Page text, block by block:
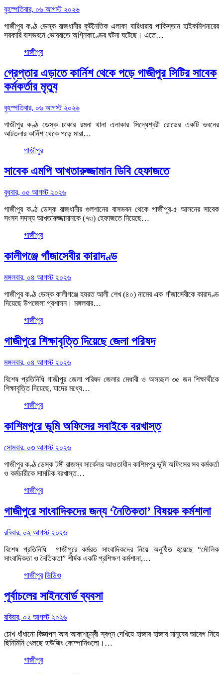
বৃহস্পতিবার, ০৬ আগস্ট ২০২৬
গাজীপুর কণ্ঠ ডেস্ক রাজধানীর কূটনৈতিক এলাকা বারিধারায় পাকিস্তান হাইকমিশনারের
সরকারি বাসভবনে ভোররাতে অগ্নিকাণ্ডের ঘটনা ঘটেছে। এতে…
গাজীপুর
গ্রেপ্তার এড়াতে কার্নিশ থেকে পড়ে গাজীপুর সিটির সাবেক
কর্মকর্তার মৃত্যু
বৃহস্পতিবার, ০৬ আগস্ট ২০২৬
গাজীপুর কণ্ঠ ডেস্ক ঢাকার রমনা থানা এলাকার সিদ্ধেশ্বরী রোডের একটি ভবনের
আটতলার কার্নিশ থেকে পড়ে মারা…
গাজীপুর
সাবেক এমপি আখতারুজ্জামান ডিবি হেফাজতে
বুধবার, ০৫ আগস্ট ২০২৬
গাজীপুর কণ্ঠ ডেস্ক রাজধানীর গুলশানের বাসভবন থেকে গাজীপুর-৫ আসনের সাবেক
সংসদ সদস্য আখতারুজ্জামানকে (৭৩) হেফাজতে নিয়েছে…
গাজীপুর
কালীগঞ্জে গাঁজাসেবীর কারাদণ্ড
মঙ্গলবার, ০৪ আগস্ট ২০২৬
গাজীপুর কণ্ঠ ডেস্ক কালীগঞ্জে হযরত আলী শেখ (৪০) নামের এক গাঁজাসেবীকে কারাদণ্ড
দিয়েছে উপজেলা প্রশাসন। মঙ্গলবার…
গাজীপুর
গাজীপুরে শিক্ষাবৃত্তি দিয়েছে জেলা পরিষদ
মঙ্গলবার, ০৪ আগস্ট ২০২৬
বিশেষ প্রতিনিধি গাজীপুর জেলা পরিষদ জেলার মেধাবী ও অসচ্ছল ৩৫ জন শিক্ষার্থীকে
শিক্ষাবৃত্তি দিয়েছে, যাদের মধ্যে…
গাজীপুর
কাশিমপুরে ভূমি অফিসের সবাইকে বরখাস্ত
সোমবার, ০৩ আগস্ট ২০২৬
গাজীপুর কণ্ঠ ডেস্ক টঙ্গী রাজস্ব সার্কেলর আওতাধীন কাশিমপুর ভূমি অফিসের সব কর্মকর্তা
ও কর্মচারীকে সাময়িক বরখাস্ত…
গাজীপুর
গাজীপুরে সাংবাদিকদের জন্য ‘নৈতিকতা’ বিষয়ক কর্মশালা
রবিবার, ০২ আগস্ট ২০২৬
বিশেষ প্রতিনিধি গাজীপুরে কর্মরত সাংবাদিকদের নিয়ে অনুষ্ঠিত হয়েছে “মৌলিক
সাংবাদিকতা ও নৈতিকতা” শীর্ষক একটি প্রশিক্ষণ কর্মশালা,…
গাজীপুর ভিডিও
পূর্বাচলের সাইনবোর্ড ব্যবসা
রবিবার, ০২ আগস্ট ২০২৬
চোখ ধাঁধানো বিজ্ঞাপন আর আকাশচুম্বী স্বপ্ন দেখিয়ে হাজার হাজার মানুষের আবেগ নিয়ে
ছিনিমিনি খেলছে হাউজিং কোম্পানিগুলো।…
গাজীপুর